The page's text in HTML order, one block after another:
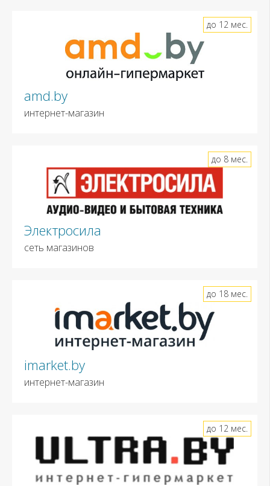
amd.by
интернет-магазин
до 12 мес.
Электросила
сеть магазинов
до 8 мес.
imarket.by
интернет-магазин
до 18 мес.
до 12 мес.